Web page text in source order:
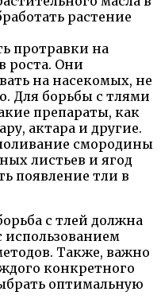
растение
протравки на
роста. Они
на насекомых, не
Для борьбы с тлями
препараты, как
актара и другие.
смородины
листьев и ягод
появление тли в
с тлей должна
использованием
Также, важно
конкретного
оптимальную